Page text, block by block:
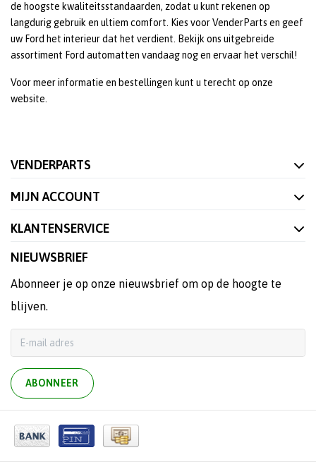
de hoogste kwaliteitsstandaarden, zodat u kunt rekenen op
langdurig gebruik en ultiem comfort. Kies voor VenderParts en geef
uw Ford het interieur dat het verdient. Bekijk ons uitgebreide
assortiment Ford automatten vandaag nog en ervaar het verschil!
Voor meer informatie en bestellingen kunt u terecht op onze
website.
VENDERPARTS
MIJN ACCOUNT
KLANTENSERVICE
NIEUWSBRIEF
Abonneer je op onze nieuwsbrief om op de hoogte te
blijven.
ABONNEER